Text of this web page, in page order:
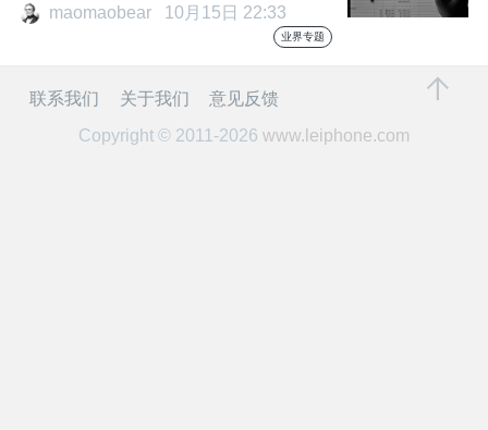
课
动
maomaobear 10月15日 22:33
业界专题
联系我们 关于我们
意见反馈
Copyright © 2011-2026 www.leiphone.com